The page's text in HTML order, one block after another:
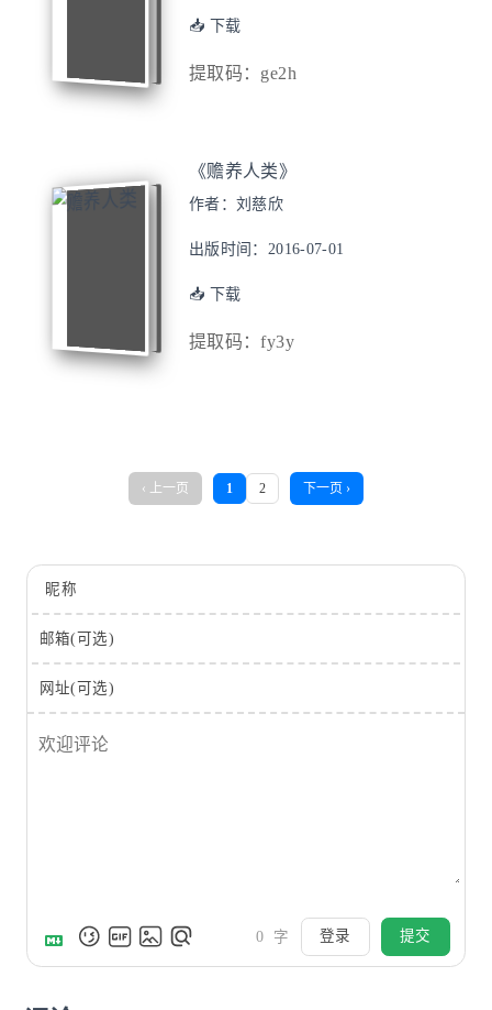
📥 下载
提取码：ge2h
《赡养人类》
作者：刘慈欣
出版时间：2016-07-01
📥 下载
提取码：fy3y
‹ 上一页 1 2 下一页 ›
昵称
邮箱(可选)
网址(可选)
0 字 登录 提交